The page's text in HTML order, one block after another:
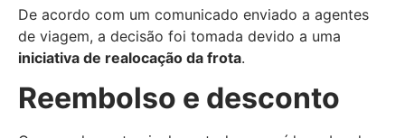
De acordo com um comunicado enviado a agentes
de viagem, a decisão foi tomada devido a uma
iniciativa de realocação da frota.
Reembolso e desconto